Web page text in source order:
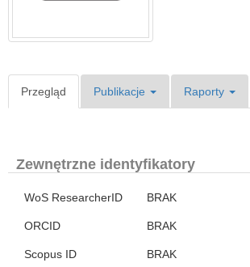
Przegląd Publikacje Raporty
Zewnętrzne identyfikatory
WoS ResearcherID BRAK
ORCID BRAK
Scopus ID BRAK